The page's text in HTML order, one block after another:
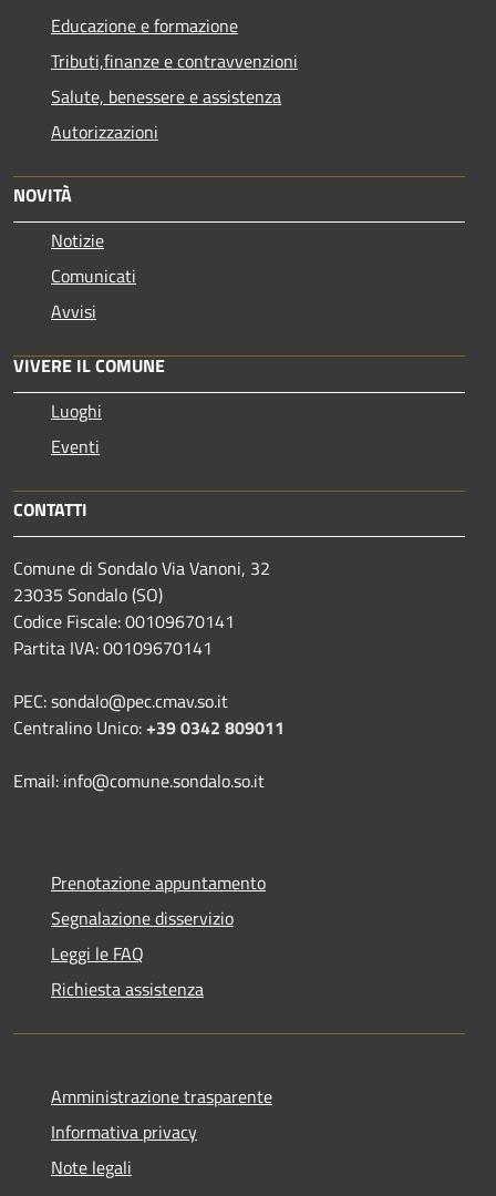
Educazione e formazione
Tributi,finanze e contravvenzioni
Salute, benessere e assistenza
Autorizzazioni
NOVITÀ
Notizie
Comunicati
Avvisi
VIVERE IL COMUNE
Luoghi
Eventi
CONTATTI
Comune di Sondalo Via Vanoni, 32
23035 Sondalo (SO)
Codice Fiscale: 00109670141
Partita IVA: 00109670141
PEC: sondalo@pec.cmav.so.it
Centralino Unico:+39 0342 809011
Email: info@comune.sondalo.so.it
Prenotazione appuntamento
Segnalazione disservizio
Leggi le FAQ
Richiesta assistenza
Amministrazione trasparente
Informativa privacy
Note legali